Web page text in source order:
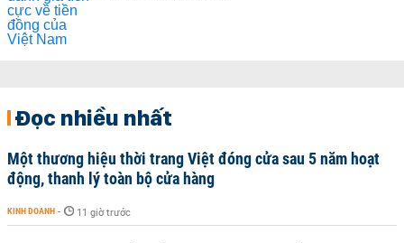
Đọc nhiều nhất
Một thương hiệu thời trang Việt đóng cửa sau 5 năm hoạt
động, thanh lý toàn bộ cửa hàng
KINH DOANH - 11 giờ trước